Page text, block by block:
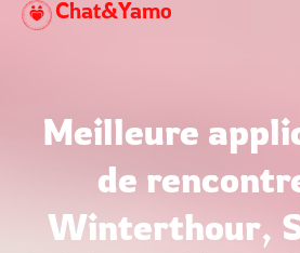
Aller
Chat&Yamo
Meilleure
de
Winterthour,